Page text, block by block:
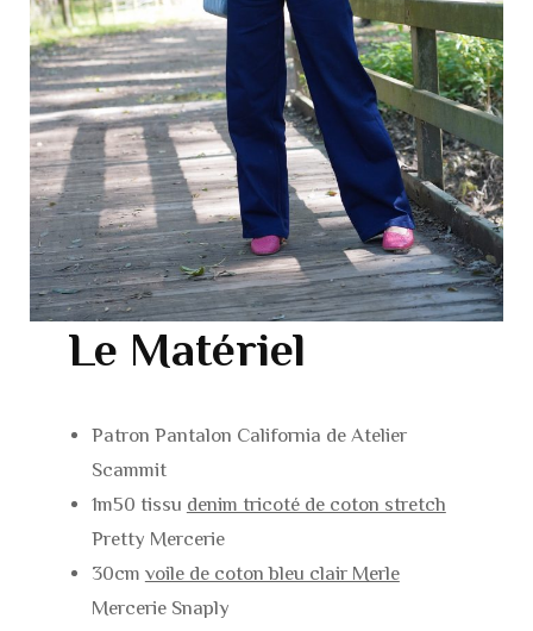
Le Matériel
Patron Pantalon California de Atelier
Scammit
1m50 tissu denim tricoté de coton stretch
Pretty Mercerie
30cm voile de coton bleu clair Merle
Mercerie Snaply